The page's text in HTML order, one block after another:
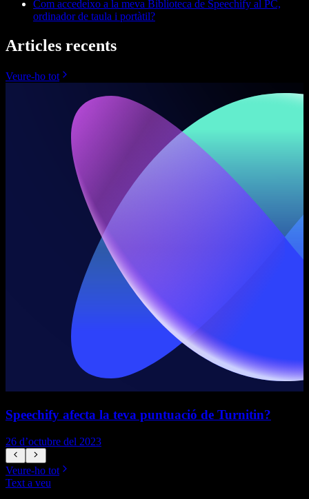
Com accedeixo a la meva Biblioteca de Speechify al PC,
ordinador de taula i portàtil?
Articles recents
Veure-ho tot
Speechify afecta la teva puntuació de Turnitin?
26 d’octubre del 2023
Veure-ho tot
Text a veu